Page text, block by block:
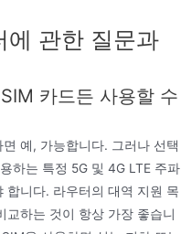
에 관한 질문과
카드든 사용할 수
예, 가능합니다. 그러나 선택
하는 특정 5G 및 4G LTE 주파
합니다. 라우터의 대역 지원 목
교하는 것이 항상 가장 좋습니